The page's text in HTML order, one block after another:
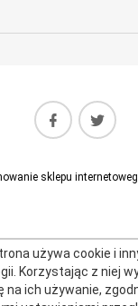
sklepu
używa cookie i
Korzystając z niej
na ich używanie,